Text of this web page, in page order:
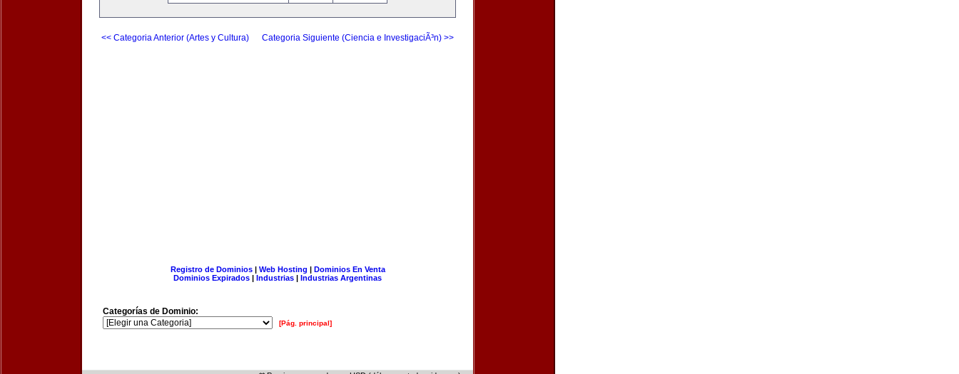
<< Categoria Anterior (Artes y Cultura) Categoria Siguiente (Ciencia e InvestigaciÃ³n) >>
Registro de Dominios| Web Hosting | Dominios En Venta
Dominios Expirados | Industrias | Industrias Argentinas
Categorías de Dominio:
[Pág. principal]